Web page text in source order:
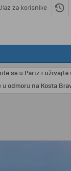
za korisnike
u Pariz i uživajte u 4
na Kosta Bravi uz